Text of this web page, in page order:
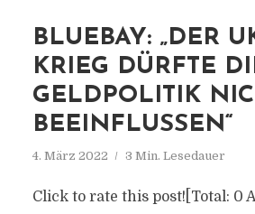
BLUEBAY: „DER
KRIEG DÜRFTE
GELDPOLITIK
BEEINFLUSSEN“
4. März 2022 3 Min. Lesedauer
Click to rate this post![Total: 0